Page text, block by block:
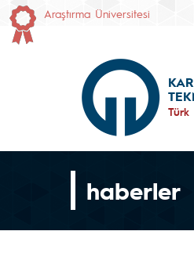
Araştırma Üniversitesi
Türk
haberler